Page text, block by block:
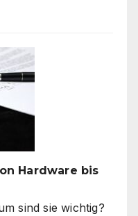
„billig“
Hardware bis
sind sie wichtig?